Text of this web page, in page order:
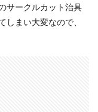
サークルカット治具
まい大変なので、